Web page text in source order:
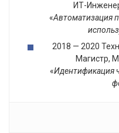
ИТ-
«Автоматизация
2018 — 2020
Магистр,
«Идентификация